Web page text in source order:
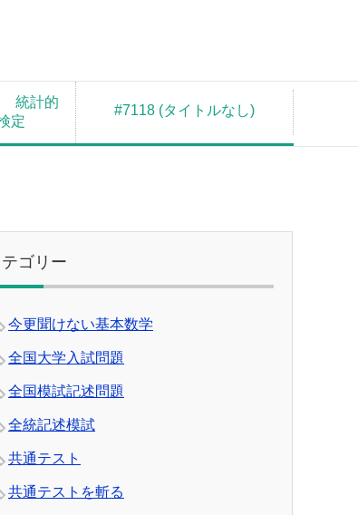
統計的
定
#7118 (タイトルなし)
ゴリー
今更聞けない基本数学
全国大学入試問題
全国模試記述問題
全統記述模試
共通テスト
共通テストを斬る